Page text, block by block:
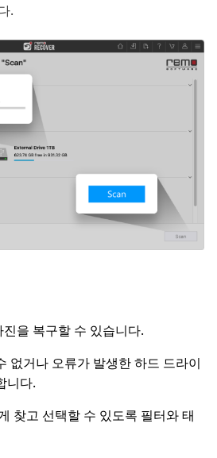
.
을 복구할 수 있습니다.
없거나 오류가 발생한 하드 드라이
니다.
찾고 선택할 수 있도록 필터와 태